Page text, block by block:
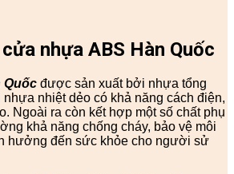
nhựa ABS Hàn Quốc
Quốc được sản xuất bởi nhựa tổng
nhiệt dẻo có khả năng cách điện,
Ngoài ra còn kết hợp một số chất phụ
khả năng chống cháy, bảo vệ môi
hưởng đến sức khỏe cho người sử